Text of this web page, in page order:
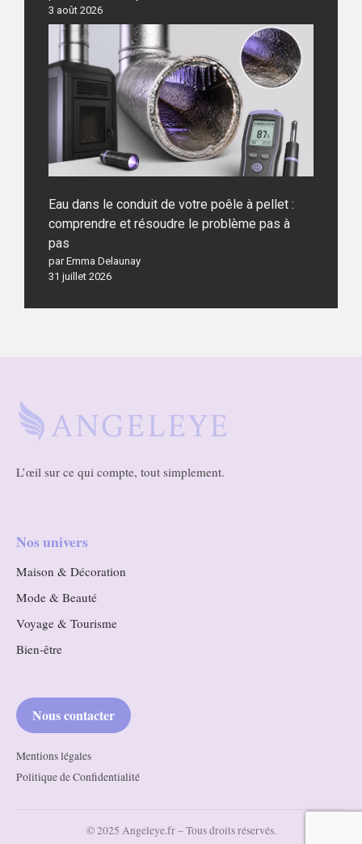
3 août 2026
Eau dans le conduit de votre poêle à pellet :
comprendre et résoudre le problème pas à
pas
par Emma Delaunay
31 juillet 2026
L’œil sur ce qui compte, tout simplement.
Nos univers
Maison & Décoration
Mode & Beauté
Voyage & Tourisme
Bien-être
Nous contacter
Mentions légales
Politique de Confidentialité
© 2025 Angeleye.fr – Tous droits réservés.